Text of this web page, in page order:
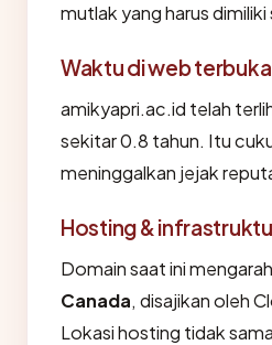
mutlak yang harus
Waktu di web terbuka
amikyapri.ac.id telah
sekitar 0.8 tahun. Itu
meninggalkan jejak
Hosting &
Domain saat ini
Canada, disajikan oleh
Lokasi hosting tidak